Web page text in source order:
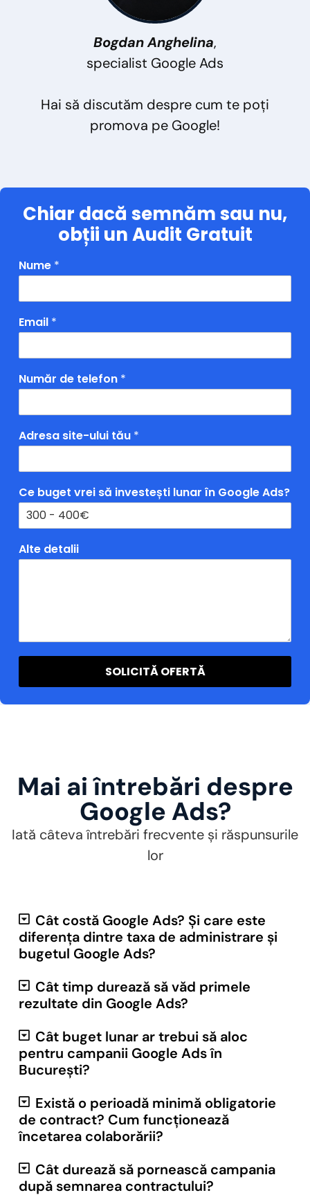
Bogdan Anghelina,
specialist Google Ads
Hai să discutăm despre cum te poți
promova pe Google!
Chiar dacă semnăm sau nu,
obții un Audit Gratuit
Nume *
Email *
Număr de telefon *
Adresa site-ului tău *
Ce buget vrei să investești lunar în Google Ads?
Alte detalii
SOLICITĂ OFERTĂ
Mai ai întrebări despre
Google Ads?
Iată câteva întrebări frecvente și răspunsurile
lor
Cât costă Google Ads? Și care este
diferența dintre taxa de administrare și
bugetul Google Ads?
Cât timp durează să văd primele
rezultate din Google Ads?
Cât buget lunar ar trebui să aloc
pentru campanii Google Ads în
București?
Există o perioadă minimă obligatorie
de contract? Cum funcționează
încetarea colaborării?
Cât durează să pornească campania
după semnarea contractului?